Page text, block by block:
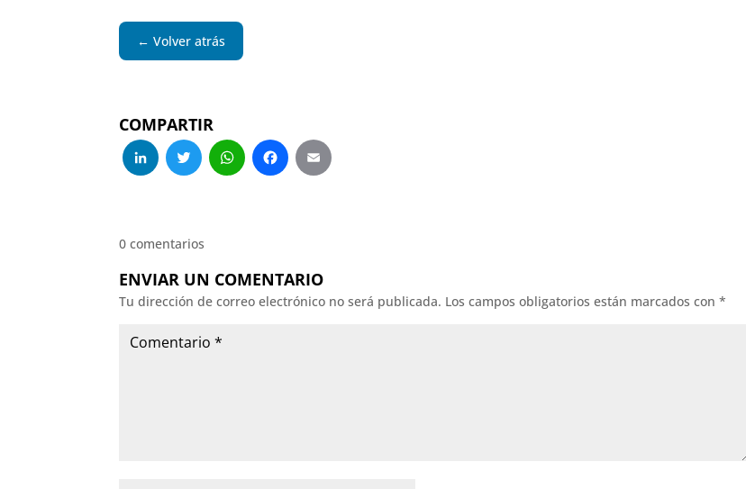
← Volver atrás
COMPARTIR
LinkedIn
Twitter
WhatsApp
Facebook
0 comentarios
ENVIAR UN COMENTARIO
Tu dirección de correo electrónico no será publicada. Los campos obligatorios están marcados con *